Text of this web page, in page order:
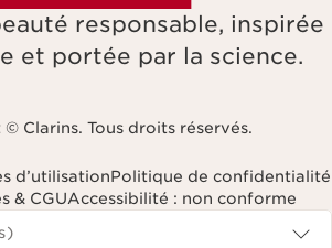
responsable, inspirée
et portée par la science.
Clarins. Tous droits réservés.
d’utilisationPolitique de confidentialité
& CGUAccessibilité : non conforme